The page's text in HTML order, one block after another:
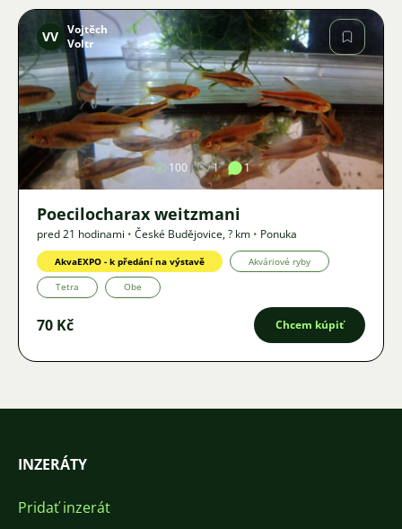
Obrázok
VV Vojtěch
Voltr
100 1 1
Poecilocharax weitzmani
pred 21 hodinami • České Budějovice,? km • Ponuka
AkvaEXPO - k předání na výstavě Akváriové ryby
Tetra Obe
70 Kč Chcem kúpiť
INZERÁTY
Pridať inzerát